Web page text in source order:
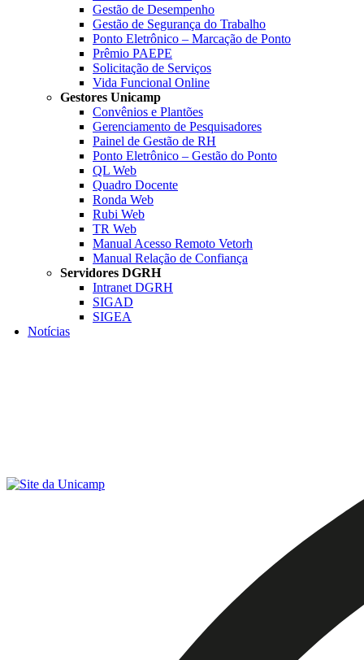
Gestão de Desempenho
Gestão de Segurança do Trabalho
Ponto Eletrônico – Marcação de Ponto
Prêmio PAEPE
Solicitação de Serviços
Vida Funcional Online
Gestores Unicamp
Convênios e Plantões
Gerenciamento de Pesquisadores
Painel de Gestão de RH
Ponto Eletrônico – Gestão do Ponto
QL Web
Quadro Docente
Ronda Web
Rubi Web
TR Web
Manual Acesso Remoto Vetorh
Manual Relação de Confiança
Servidores DGRH
Intranet DGRH
SIGAD
SIGEA
Notícias